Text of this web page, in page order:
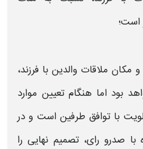
است؛
و مکان ملاقات والدین با فرزند،
بود اما هنگام تعیین موارد
با توافق طرفین است و در
صدرو رای، تصمیم نهایی را